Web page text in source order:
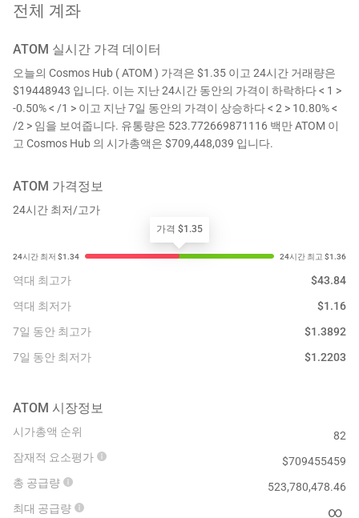
전체 계좌
ATOM 실시간 가격 데이터
오늘의 Cosmos Hub ( ATOM ) 가격은 $1.35 이고 24시간 거래량은
$19448943 입니다. 이는 지난 24시간 동안의 가격이 하락하다 < 1 >
-0.50% < /1 > 이고 지난 7일 동안의 가격이 상승하다 < 2 > 10.80% <
/2 > 임을 보여줍니다. 유통량은 523.772669871116 백만 ATOM 이
고 Cosmos Hub 의 시가총액은 $709,448,039 입니다.
ATOM 가격정보
24시간 최저/고가
가격 $1.35
역대 최고가 $43.84
역대 최저가
$1.16
7일 동안 최고가
$1.3892
7일 동안 최저가
$1.2203
ATOM 시장정보
시가총액 순위
82
잠재적 요소평가
$709455459
총 공급량
523,780,478.46
최대 공급량
∞